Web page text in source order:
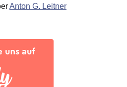
Anton G. Leitner